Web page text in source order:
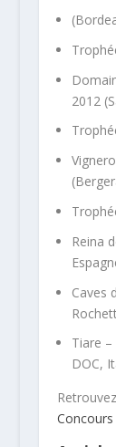
2012
Reina
Caves
Tiare –
DOC,